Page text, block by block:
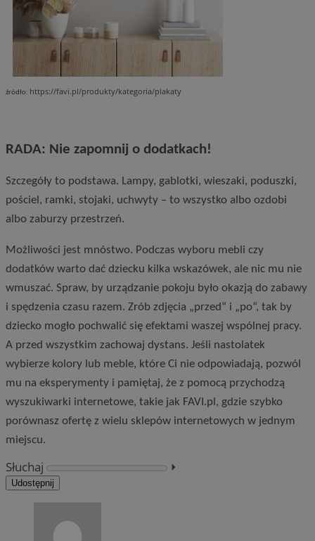
źródło: https://favi.pl/produkty/kategoria/plakaty
RADA: Nie zapomnij o dodatkach!
Szczegóły to podstawa. Lampy, gablotki, wieszaki, poduszki,
pościel, ramki, stojaki, uchwyty – to wszystko albo ozdobi
albo zaburzy przestrzeń.
Możliwości jest mnóstwo. Podczas wyboru mebli czy
dodatków warto dać dziecku kilka wskazówek, ale nic mu nie
wmuszać. Spraw, by urządzanie pokoju było okazją do zabawy
i spędzenia czasu razem. Zrób zdjęcia „przed“ i „po“, tak by
dziecko mogło pochwalić się efektami waszej wspólnej pracy.
A przed wszystkim zachowaj dystans. Jeśli nastolatek
wybierze kolory lub meble, które Ci nie odpowiadają, pozwól
mu na eksperymenty i pamiętaj, że z pomocą przychodzą
wyszukiwarki internetowe, takie jak FAVI.pl, gdzie szybko
porównasz ofertę z wielu sklepów internetowych w jednym
miejscu.
Słuchaj ⏵︎
Udostępnij